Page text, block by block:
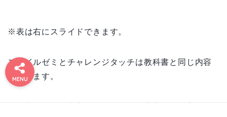
※表は右にスライドできます。
スマイルゼミとチャレンジタッチは教科書と同じ内容
を学びます。
MENU
#1173
9 (タイ
トルな
し)
お問い
合わせ
お得情
報まと
め
プライ
バシー
ポリシ
ー
免責事
項&プ
ライバ
シーポ
リシー
利用規
約／特
定商取
引法に
基づく
有料記
事の決
済完了
ページ
運営者
情報
運営者
情報